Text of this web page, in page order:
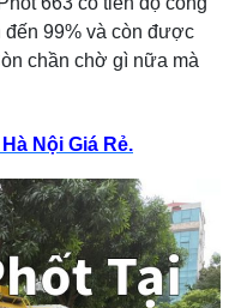
đến 99% và còn được
chần chờ gì nữa mà
Nội Giá Rẻ.